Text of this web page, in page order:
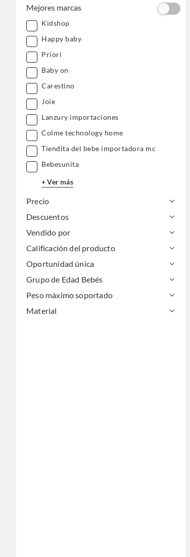
Mejores marcas
Kidshop
Happy baby
Priori
Baby on
Carestino
Joie
Lanzury importaciones
Colme technology home
Tiendita del bebe importadora mc
Bebesunita
+ Ver más
Precio
Descuentos
Vendido por
Calificación del producto
Oportunidad única
Grupo de Edad Bebés
Peso máximo soportado
Material